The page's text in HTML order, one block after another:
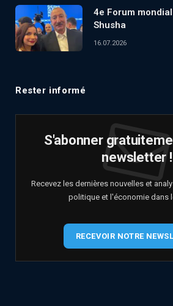
4e Forum
Shusha
16.07.2026
Rester informé
S'abonner
newsletter !
Recevez les dernières nouvelles et
politique et l'économie dans
RECEVOIR NOTRE